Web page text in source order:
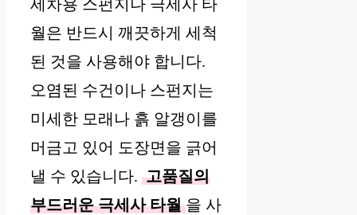
세차용 스펀지나 극세사 타
월은 반드시 깨끗하게 세척
된 것을 사용해야 합니다.
오염된 수건이나 스펀지는
미세한 모래나 흙 알갱이를
머금고 있어 도장면을 긁어
낼 수 있습니다. 고품질의
부드러운 극세사 타월 을 사